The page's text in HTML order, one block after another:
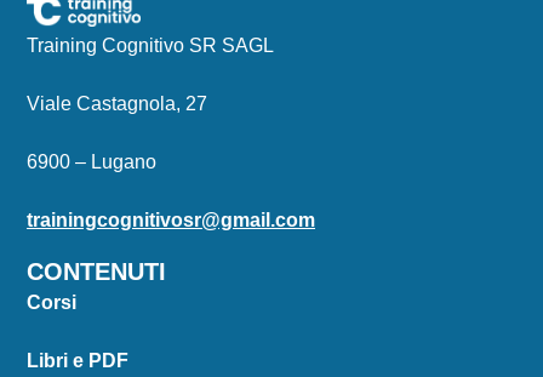
Training Cognitivo SR SAGL
Viale Castagnola, 27
6900 – Lugano
trainingcognitivosr@gmail.com
CONTENUTI
Corsi
Libri e PDF